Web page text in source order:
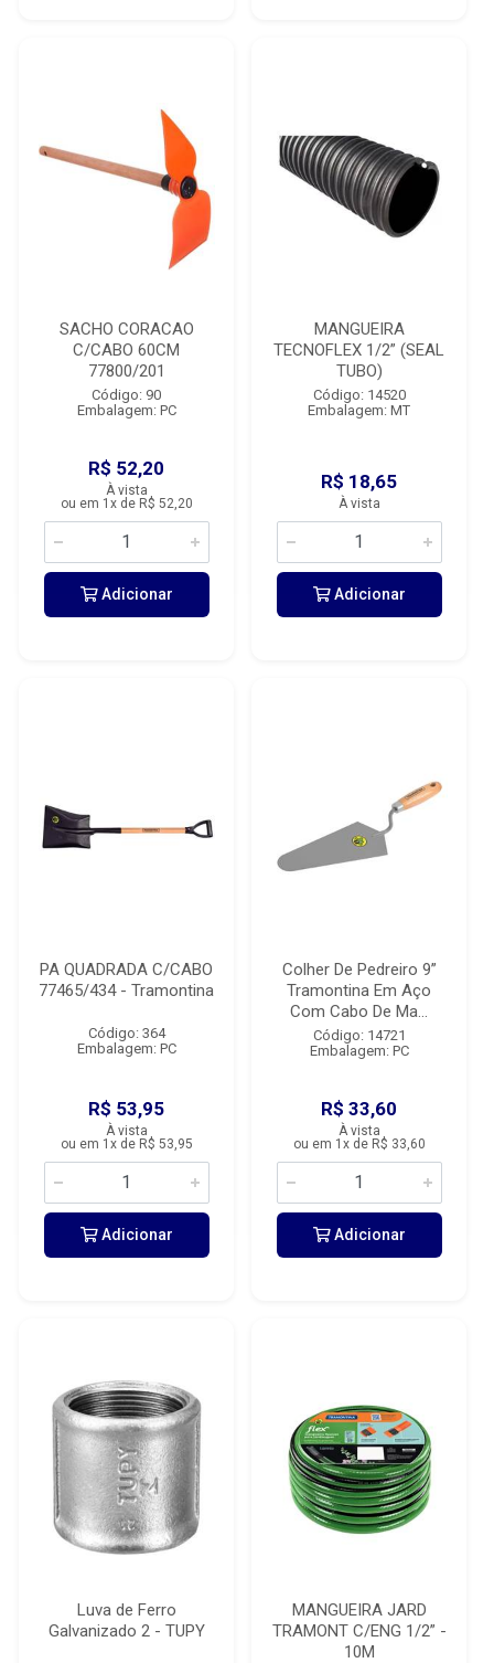
SACHO CORACAO
C/CABO 60CM
77800/201
Código: 90
Embalagem: PC
R$ 52,20
À vista
ou em 1x de R$ 52,20
Adicionar
MANGUEIRA
TECNOFLEX 1/2” (SEAL
TUBO)
Código: 14520
Embalagem: MT
R$ 18,65
À vista
Adicionar
PA QUADRADA C/CABO
77465/434 - Tramontina
Código: 364
Embalagem: PC
R$ 53,95
À vista
ou em 1x de R$ 53,95
Adicionar
Colher De Pedreiro 9”
Tramontina Em Aço
Com Cabo De Ma...
Código: 14721
Embalagem: PC
R$ 33,60
À vista
ou em 1x de R$ 33,60
Adicionar
Luva de Ferro
Galvanizado 2 - TUPY
MANGUEIRA JARD
TRAMONT C/ENG 1/2” -
10M